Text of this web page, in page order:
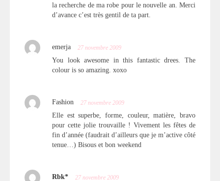
la recherche de ma robe pour le nouvelle an. Merci
d’avance c’est très gentil de ta part.
emerja 27 novembre 2009
You look awesome in this fantastic drees. The
colour is so amazing. xoxo
Fashion 27 novembre 2009
Elle est superbe, forme, couleur, matière, bravo
pour cette jolie trouvaille ! Vivement les fêtes de
fin d’année (faudrait d’ailleurs que je m’active côté
tenue…) Bisous et bon weekend
Rbk* 27 novembre 2009